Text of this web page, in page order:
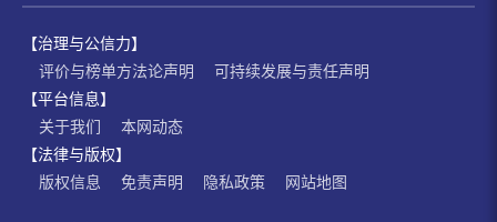
【治理与公信力】
评价与榜单方法论声明
可持续发展与责任声明
【平台信息】
关于我们
本网动态
【法律与版权】
版权信息
免责声明 隐私政策 网站地图